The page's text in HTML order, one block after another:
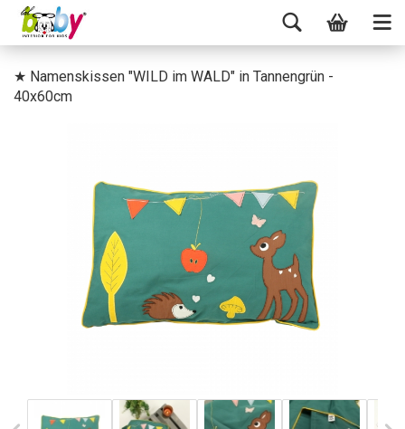
★ Namenskissen "WILD im WALD" in Tannengrün -
40x60cm